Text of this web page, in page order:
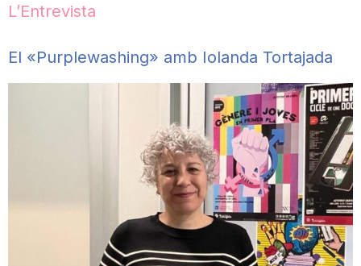
L’Entrevista
El «Purplewashing» amb Iolanda Tortajada